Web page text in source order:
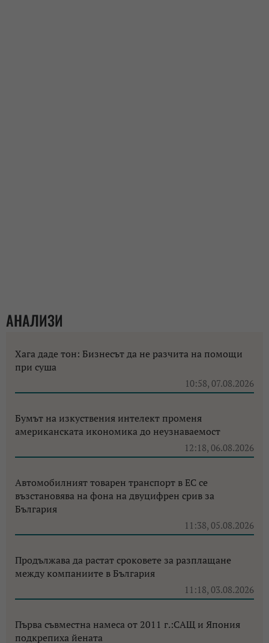
АНАЛИЗИ
Хага даде тон: Бизнесът да не разчита на помощи
при суша
10:58, 07.08.2026
Бумът на изкуствения интелект променя
американската икономика до неузнаваемост
12:18, 06.08.2026
Автомобилният товарен транспорт в ЕС се
възстановява на фона на двуцифрен срив за
България
11:38, 05.08.2026
Продължава да растат сроковете за разплащане
между компаниите в България
11:18, 03.08.2026
Първа съвместна намеса от 2011 г.:САЩ и Япония
подкрепиха йената